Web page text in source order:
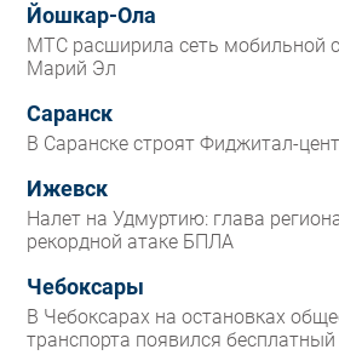
Йошкар-Ола
МТС расширила сеть мобильной
Марий Эл
Саранск
В Саранске строят Фиджитал-
Ижевск
Налет на Удмуртию: глава
рекордной атаке БПЛА
Чебоксары
В Чебоксарах на остановках
транспорта появился бесплатный